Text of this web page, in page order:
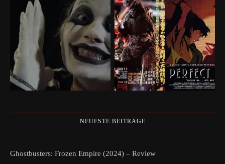
NEUESTE BEITRÄGE
Ghostbusters: Frozen Empire (2024) – Review